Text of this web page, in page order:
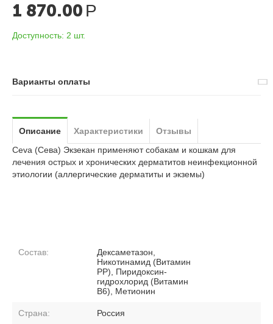
1 870.00 Р
Доступность: 2 шт.
Варианты оплаты
Описание Характеристики
Отзывы
Ceva (Сева) Экзекан применяют собакам и кошкам для
лечения острых и хронических дерматитов неинфекционной
этиологии (аллергические дерматиты и экземы)
Состав:
Дексаметазон,
Никотинамид (Витамин
РР), Пиридоксин-
гидрохлорид (Витамин
В6), Метионин
Страна: Россия